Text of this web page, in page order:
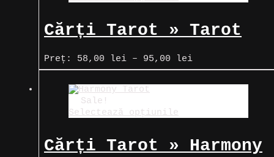
95,00 lei
Cărți Tarot » Tarot
del Toro
Preț: 58,00 lei – 95,00 leiInterval
de
95,00 lei
Sale!
Selectează opțiunile
Cărți Tarot » Harmony